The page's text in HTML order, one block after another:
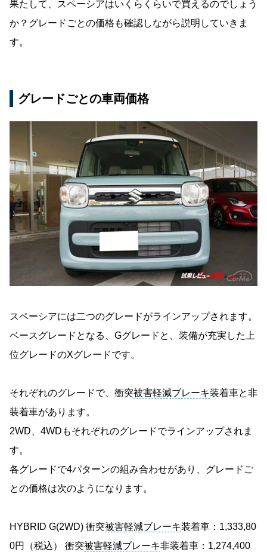
果たして、スペーシアはいくらくらいで買えるのでしょう
か？グレードごとの価格も確認しながら説明していきま
す。
グレードごとの車両価格
スペーシアには二つのグレードがラインアップされます。
ベースグレードとなる、Gグレードと、装備が充実した上
位グレードのXグレードです。
それぞれのグレードで、衝突被害軽減ブレーキ装着車と非
装着車があります。
2WD、4WDもそれぞれのグレードでラインアップされま
す。
各グレードで4パターンの組み合わせがあり、グレードご
との価格は次のようになります。
HYBRID G(2WD) 衝突被害軽減ブレーキ装着車：1,333,80
0円（税込） 衝突被害軽減ブレーキ非装着車：1,274,400